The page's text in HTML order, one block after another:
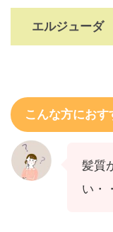
エルジュー
こんな方におす
髪質
い・